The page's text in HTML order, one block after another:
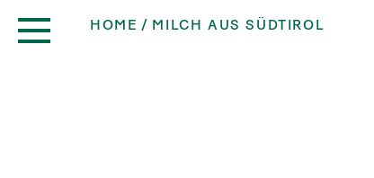
HOME MILCH AUS SÜDTIROL